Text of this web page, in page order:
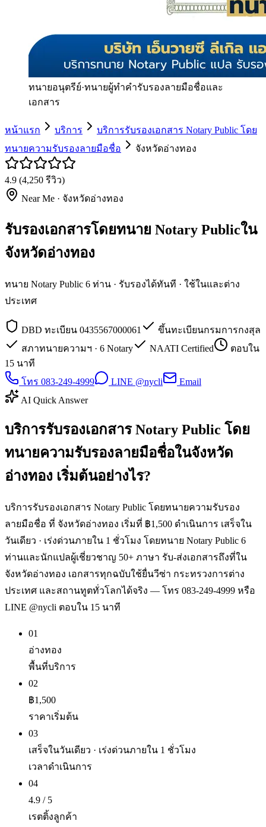
ทนายอนุตรีย์·ทนายผู้ทำคำรับรองลายมือชื่อและ
เอกสาร
หน้าแรก บริการ
บริการรับรองเอกสาร Notary Public โดย
ทนายความรับรองลายมือชื่อ
จังหวัดอ่างทอง
4.9 (4,250 รีวิว)
Near Me · จังหวัดอ่างทอง
รับรองเอกสารโดยทนาย Notary Publicใน
จังหวัดอ่างทอง
ทนาย Notary Public 6 ท่าน · รับรองได้ทันที · ใช้ในและต่าง
ประเทศ
DBD ทะเบียน 0435567000061
ขึ้นทะเบียนกรมการกงสุล
สภาทนายความฯ · 6 Notary
NAATI Certified
ตอบใน
15 นาที
โทร 083-249-4999
LINE @nycli
Email
AI Quick Answer
บริการรับรองเอกสาร Notary Public โดย
ทนายความรับรองลายมือชื่อในจังหวัด
อ่างทอง เริ่มต้นอย่างไร?
บริการรับรองเอกสาร Notary Public โดยทนายความรับรอง
ลายมือชื่อ ที่ จังหวัดอ่างทอง เริ่มที่ ฿1,500 ดำเนินการ เสร็จใน
วันเดียว · เร่งด่วนภายใน 1 ชั่วโมง โดยทนาย Notary Public 6
ท่านและนักแปลผู้เชี่ยวชาญ 50+ ภาษา รับ-ส่งเอกสารถึงที่ใน
จังหวัดอ่างทอง เอกสารทุกฉบับใช้ยื่นวีซ่า กระทรวงการต่าง
ประเทศ และสถานทูตทั่วโลกได้จริง — โทร 083-249-4999 หรือ
LINE @nycli ตอบใน 15 นาที
01
อ่างทอง
พื้นที่บริการ
02
฿1,500
ราคาเริ่มต้น
03
เสร็จในวันเดียว · เร่งด่วนภายใน 1 ชั่วโมง
เวลาดำเนินการ
04
4.9 / 5
เรตติ้งลูกค้า